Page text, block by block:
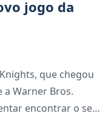
jogo da
que chegou
a Warner Bros.
encontrar o seu